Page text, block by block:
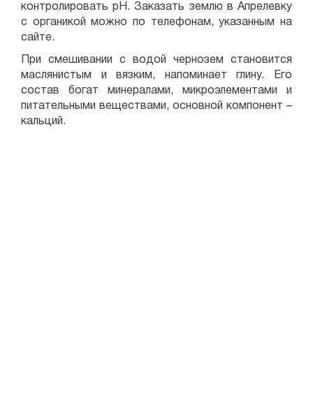
контролировать pH. Заказать землю в Апрелевку
с органикой можно по телефонам, указанным на
сайте.
При смешивании с водой чернозем становится
маслянистым и вязким, напоминает глину. Его
состав богат минералами, микроэлементами и
питательными веществами, основной компонент –
кальций.